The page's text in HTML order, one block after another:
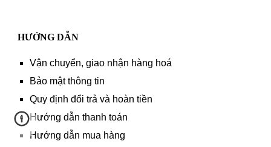
HƯỚNG DẪN
Vận chuyển, giao nhận hàng hoá
Bảo mật thông tin
Quy định đổi trả và hoàn tiền
Hướng dẫn thanh toán
Hướng dẫn mua hàng